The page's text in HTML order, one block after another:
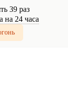
39 раз
на 24 часа